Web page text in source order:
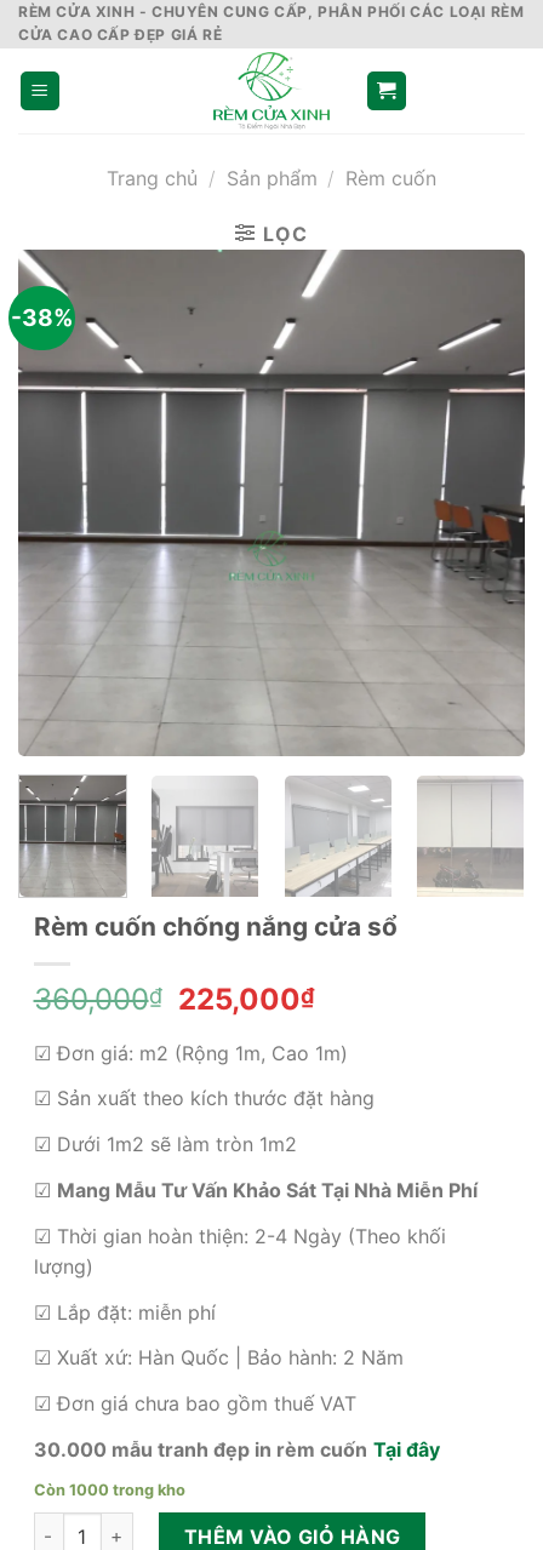
Skip
to
content
RÈM CỬA XINH - CHUYÊN CUNG CẤP, PHÂN PHỐI CÁC LOẠI RÈM
CỬA CAO CẤP ĐẸP GIÁ RẺ
Trang chủ / Sản phẩm / Rèm cuốn
LỌC
-38%
Rèm cuốn chống nắng cửa sổ
360,000₫
Giá
là:
360,000₫.
225,000₫Giá
tại
là:
225,000₫.
☑ Đơn giá: m2 (Rộng 1m, Cao 1m)
☑ Sản xuất theo kích thước đặt hàng
☑ Dưới 1m2 sẽ làm tròn 1m2
☑ Mang Mẫu Tư Vấn Khảo Sát Tại Nhà Miễn Phí
☑ Thời gian hoàn thiện: 2-4 Ngày (Theo khối
lượng)
☑ Lắp đặt: miễn phí
☑ Xuất xứ: Hàn Quốc | Bảo hành: 2 Năm
☑ Đơn giá chưa bao gồm thuế VAT
30.000 mẫu tranh đẹp in rèm cuốn Tại đây
Còn 1000 trong kho
Rèm cuốn chống nắng cửa sổ số lượng
THÊM VÀO GIỎ HÀNG